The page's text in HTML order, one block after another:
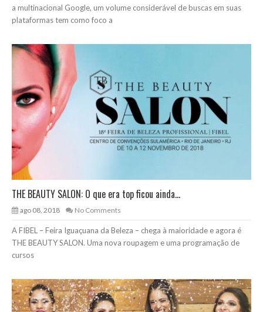
a multinacional Google, um volume considerável de buscas em suas
plataformas tem como foco a
THE BEAUTY SALON: O que era top ficou ainda...
ago 08, 2018 No Comments
A FIBEL – Feira Iguaçuana da Beleza – chega à maioridade e agora é
THE BEAUTY SALON. Uma nova roupagem e uma programação de
cursos